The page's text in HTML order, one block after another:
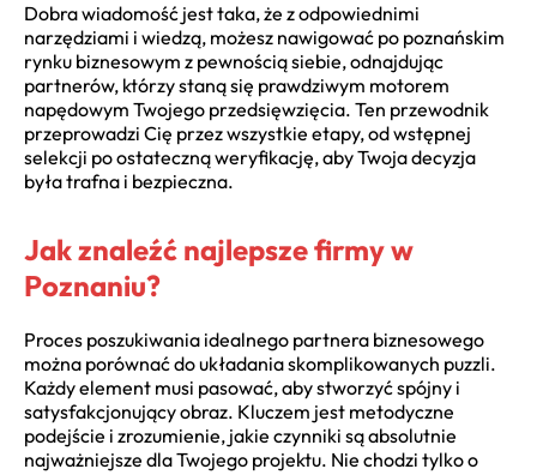
Dobra wiadomość jest taka, że z odpowiednimi
narzędziami i wiedzą, możesz nawigować po poznańskim
rynku biznesowym z pewnością siebie, odnajdując
partnerów, którzy staną się prawdziwym motorem
napędowym Twojego przedsięwzięcia. Ten przewodnik
przeprowadzi Cię przez wszystkie etapy, od wstępnej
selekcji po ostateczną weryfikację, aby Twoja decyzja
była trafna i bezpieczna.
Jak znaleźć najlepsze firmy w
Poznaniu?
Proces poszukiwania idealnego partnera biznesowego
można porównać do układania skomplikowanych puzzli.
Każdy element musi pasować, aby stworzyć spójny i
satysfakcjonujący obraz. Kluczem jest metodyczne
podejście i zrozumienie, jakie czynniki są absolutnie
najważniejsze dla Twojego projektu. Nie chodzi tylko o